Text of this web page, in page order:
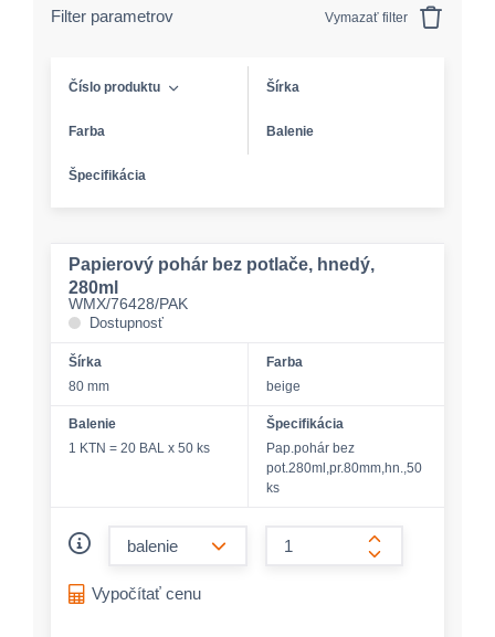
Filter parametrov Vymazať filter
Číslo produktu Šírka
Farba Balenie
Špecifikácia
Papierový pohár bez potlače, hnedý,
280ml
WMX/76428/PAK
Dostupnosť
Šírka
80 mm
Farba
beige
Balenie
1 KTN = 20 BAL x 50 ks
Špecifikácia
Pap.pohár bez
pot.280ml,pr.80mm,hn.,50
ks
form.increase-
Vypočítať cenu